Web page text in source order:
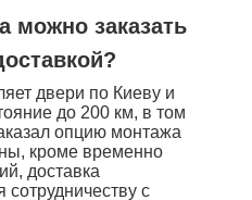
можно заказать
двери по Киеву и
до 200 км, в том
опцию монтажа
кроме временно
доставка
сотрудничеству с